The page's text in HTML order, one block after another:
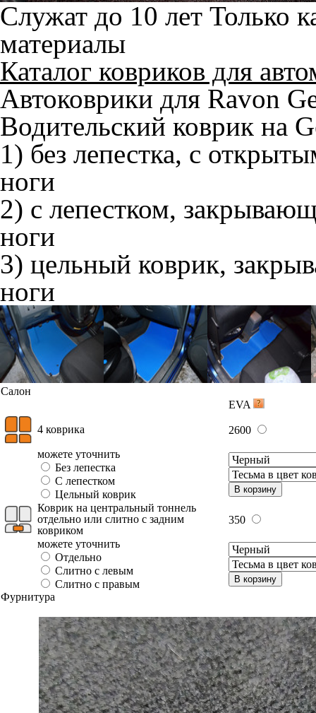
Служат до 10 лет Только
материалы
Каталог ковриков для
Автоковрики для Ravon
Водительский коврик на
1) без лепестка, с
ноги
2) с лепестком,
ноги
3) цельный коврик,
ноги
Салон
EVA
4 коврика
2600
можете уточнить
Без лепестка
С лепестком
Цельный коврик
В корзину
Коврик на центральный тоннель
отдельно или слитно с задним
ковриком
350
можете уточнить
Отдельно
Слитно с левым
Слитно с правым
В корзину
Фурнитура